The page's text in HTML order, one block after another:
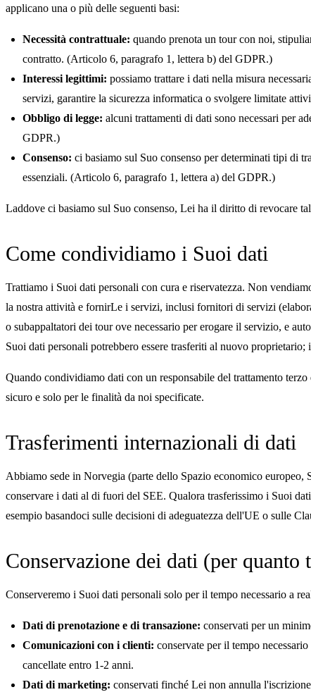
applicano una o più delle seguenti basi:
Necessità contrattuale: quando prenota un tour con noi,
contratto. (Articolo 6, paragrafo 1, lettera b) del GDPR.)
Interessi legittimi: possiamo trattare i dati nella misura
servizi, garantire la sicurezza informatica o svolgere limitate
Obbligo di legge: alcuni trattamenti di dati sono necessari per
GDPR.)
Consenso: ci basiamo sul Suo consenso per determinati tipi di
essenziali. (Articolo 6, paragrafo 1, lettera a) del GDPR.)
Laddove ci basiamo sul Suo consenso, Lei ha il diritto di revocare
Come condividiamo i Suoi dati
Trattiamo i Suoi dati personali con cura e riservatezza. Non
la nostra attività e fornirLe i servizi, inclusi fornitori di servizi
o subappaltatori dei tour ove necessario per erogare il servizio, e
Suoi dati personali potrebbero essere trasferiti al nuovo
Quando condividiamo dati con un responsabile del trattamento
sicuro e solo per le finalità da noi specificate.
Trasferimenti internazionali di dati
Abbiamo sede in Norvegia (parte dello Spazio economico
conservare i dati al di fuori del SEE. Qualora trasferissimo i Suoi
esempio basandoci sulle decisioni di adeguatezza dell'UE o sulle
Conservazione dei dati (per
Conserveremo i Suoi dati personali solo per il tempo necessario a
Dati di prenotazione e di transazione: conservati per un
Comunicazioni con i clienti: conservate per il tempo
cancellate entro 1-2 anni.
Dati di marketing: conservati finché Lei non annulla